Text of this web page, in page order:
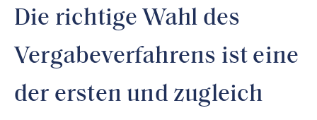
Die richtige Wahl des
Vergabeverfahrens ist eine
der ersten und zugleich